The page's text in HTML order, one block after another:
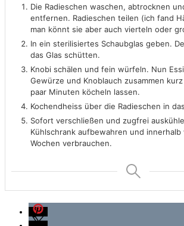
Die Radieschen waschen, abtrocknen
entfernen. Radieschen teilen (ich fand
man könnt sie aber auch vierteln oder
In ein sterilisiertes Schaubglas geben.
das Glas schütten.
Knobi schälen und fein würfeln. Nun
Gewürze und Knoblauch zusammen
paar Minuten köcheln lassen.
Kochendheiss über die Radieschen in
Sofort verschließen und zugfrei
Kühlschrank aufbewahren und innerhalb
Wochen verbrauchen.